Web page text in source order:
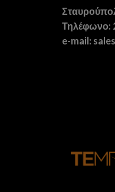
Τηλέφωνο:
e-mail: